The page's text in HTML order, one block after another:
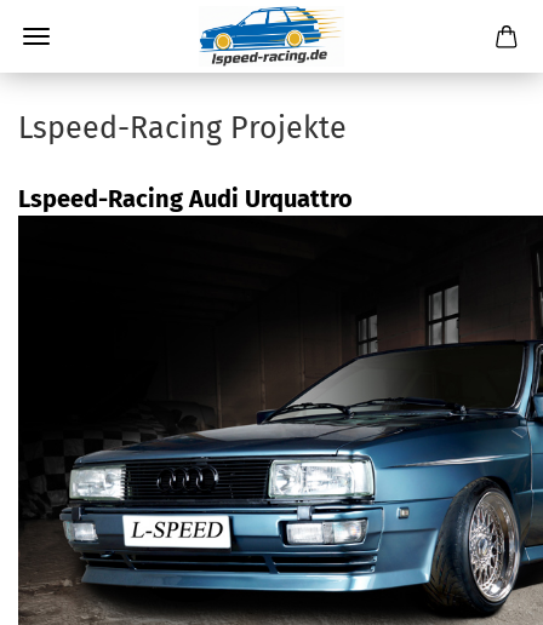
Lspeed-Racing Projekte
Lspeed-Racing Audi Urquattro